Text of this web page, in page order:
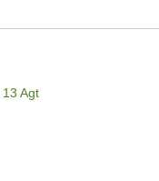
13 Agt